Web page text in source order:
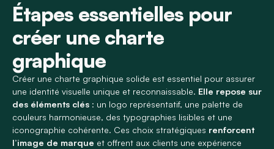
Étapes essentielles pour
créer une charte
graphique
Créer une charte graphique solide est essentiel pour assurer
une identité visuelle unique et reconnaissable. Elle repose sur
des éléments clés : un logo représentatif, une palette de
couleurs harmonieuse, des typographies lisibles et une
iconographie cohérente. Ces choix stratégiques renforcent
l’image de marque et offrent aux clients une expérience